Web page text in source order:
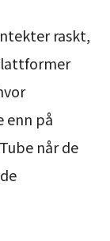
raskt,
enn på
når de